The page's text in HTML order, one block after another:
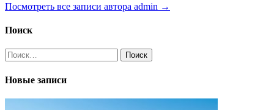
Посмотреть все записи автора admin →
Поиск
Найти:
Новые записи